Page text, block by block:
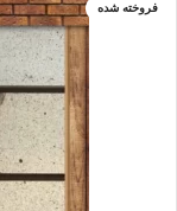
فروخته شده